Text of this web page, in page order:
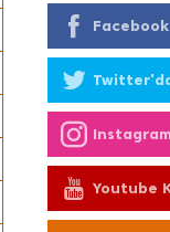
Facebook
Youtube
Olun